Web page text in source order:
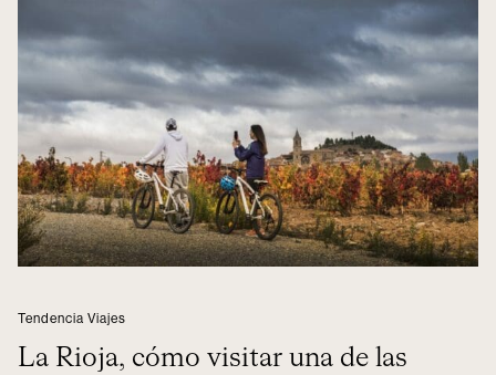
Tendencia Viajes
La Rioja, cómo visitar una de las